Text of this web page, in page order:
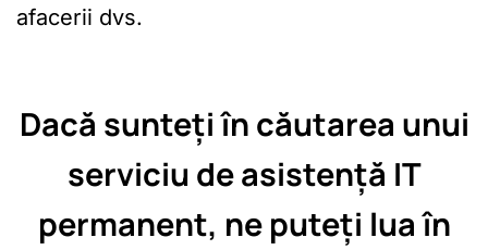
afacerii dvs.
Dacă sunteți în căutarea unui
serviciu de asistență IT
permanent, ne puteți lua în